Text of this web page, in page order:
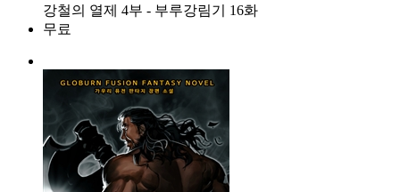
강철의 열제 4부 - 부루강림기 16화
무료